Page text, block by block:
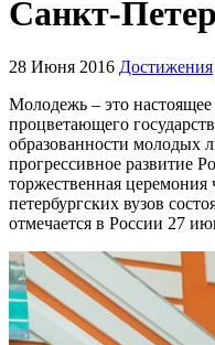
Санкт-
28 Июня 2016 Достижения
Молодежь – это
процветающего
образованности молодых
прогрессивное развитие
торжественная
петербургских вузов
отмечается в России 27